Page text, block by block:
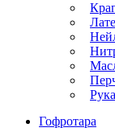
Гофротара